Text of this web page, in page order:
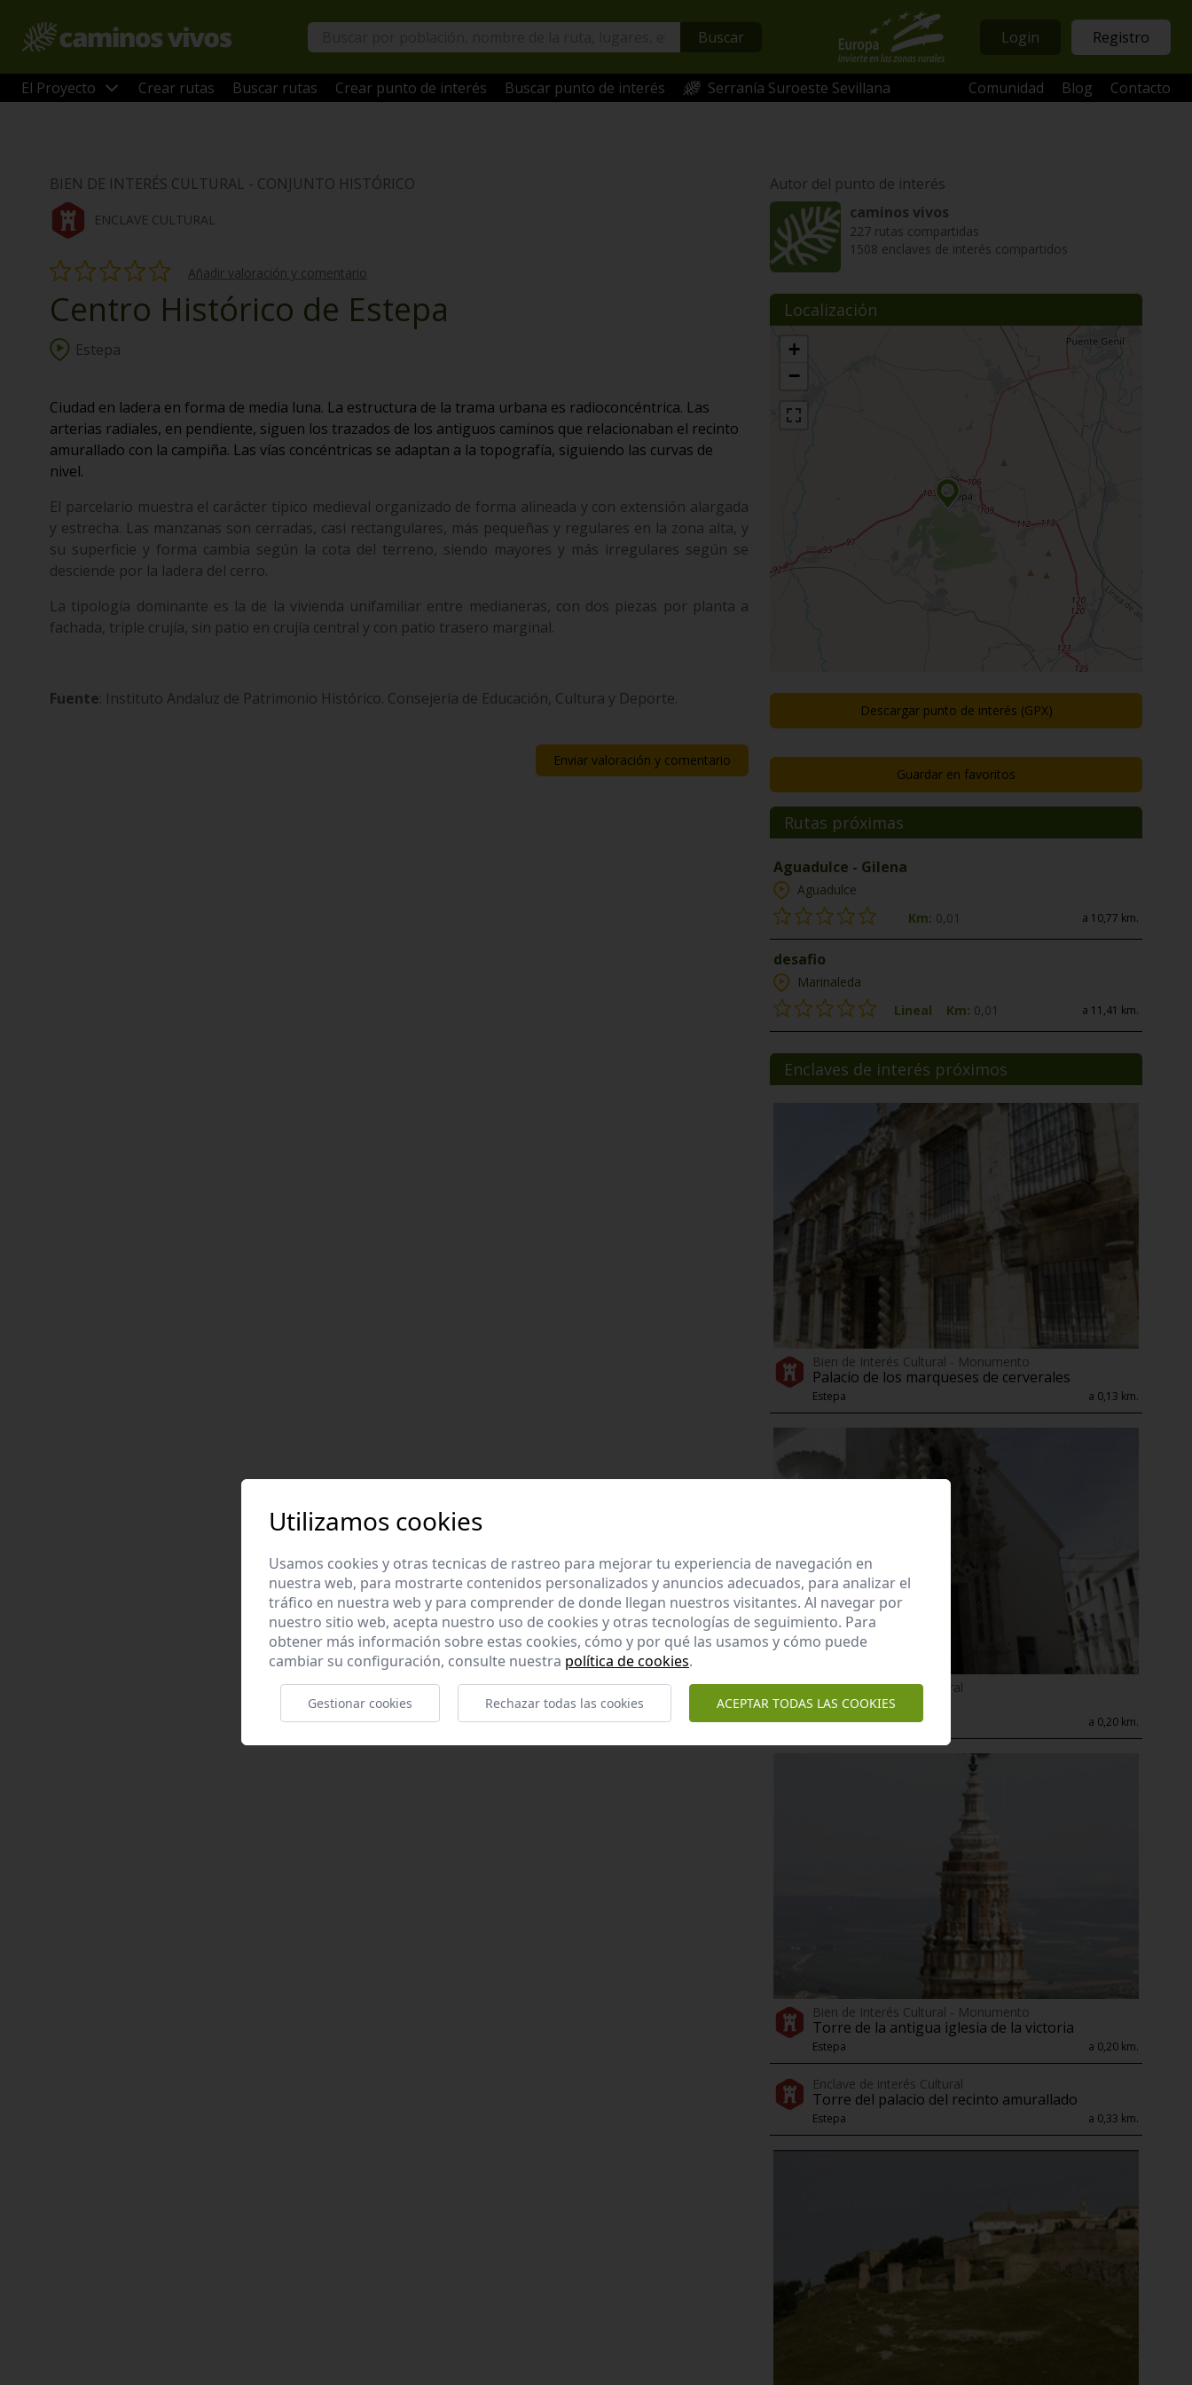
Buscar Login Registro
El Proyecto Crear rutas Buscar rutas Crear punto de interés Buscar punto de interés Serranía Suroeste Sevillana Comunidad Blog Contacto
BIEN DE INTERÉS CULTURAL - CONJUNTO HISTÓRICO
ENCLAVE CULTURAL
Añadir valoración y comentario
Centro Histórico de Estepa
Estepa
Ciudad en ladera en forma de media luna. La estructura de la trama urbana es radioconcéntrica. Las
arterias radiales, en pendiente, siguen los trazados de los antiguos caminos que relacionaban el recinto
amurallado con la campiña. Las vías concéntricas se adaptan a la topografía, siguiendo las curvas de
nivel.
El parcelario muestra el carácter típico medieval organizado de forma alineada y con extensión alargada
y estrecha. Las manzanas son cerradas, casi rectangulares, más pequeñas y regulares en la zona alta, y
su superficie y forma cambia según la cota del terreno, siendo mayores y más irregulares según se
desciende por la ladera del cerro.
La tipología dominante es la de la vivienda unifamiliar entre medianeras, con dos piezas por planta a
fachada, triple crujía, sin patio en crujía central y con patio trasero marginal.
Fuente: Instituto Andaluz de Patrimonio Histórico. Consejería de Educación, Cultura y Deporte.
Enviar valoración y comentario
Autor del punto de interés
caminos vivos
227 rutas compartidas
1508 enclaves de interés compartidos
Localización
+
−
Descargar punto de interés (GPX)
Guardar en favoritos
Rutas próximas
Aguadulce - Gilena
Aguadulce
Km: 0,01 a 10,77 km.
desafio
Marinaleda
Lineal
Km: 0,01 a 11,41 km.
Enclaves de interés próximos
Bien de Interés Cultural - Monumento
Palacio de los marqueses de cerverales
Estepa a 0,13 km.
Enclave de interés Cultural
Iglesia del carmen
Estepa a 0,20 km.
Bien de Interés Cultural - Monumento
Torre de la antigua iglesia de la victoria
Estepa a 0,20 km.
Enclave de interés Cultural
Torre del palacio del recinto amurallado
Estepa a 0,33 km.
Utilizamos cookies
Usamos cookies y otras tecnicas de rastreo para mejorar tu experiencia de navegación en
nuestra web, para mostrarte contenidos personalizados y anuncios adecuados, para analizar el
tráfico en nuestra web y para comprender de donde llegan nuestros visitantes. Al navegar por
nuestro sitio web, acepta nuestro uso de cookies y otras tecnologías de seguimiento. Para
obtener más información sobre estas cookies, cómo y por qué las usamos y cómo puede
cambiar su configuración, consulte nuestra política de cookies.
Gestionar cookies Rechazar todas las cookies ACEPTAR TODAS LAS COOKIES